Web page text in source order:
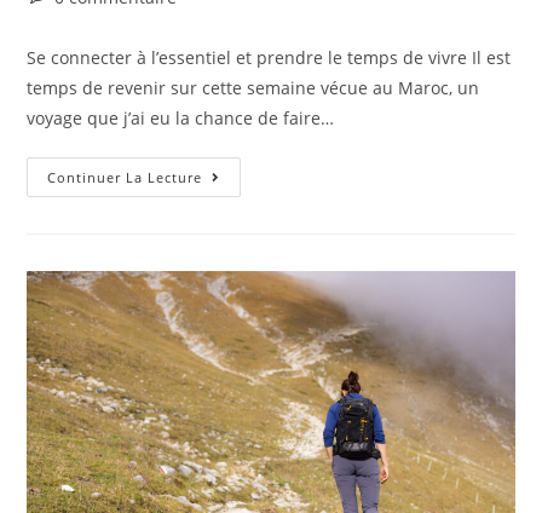
Se connecter à l’essentiel et prendre le temps de vivre Il est
temps de revenir sur cette semaine vécue au Maroc, un
voyage que j’ai eu la chance de faire…
Continuer La Lecture